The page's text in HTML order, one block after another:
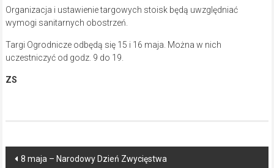
Organizacja i ustawienie targowych stoisk będą uwzględniać
wymogi sanitarnych obostrzeń.
Targi Ogrodnicze odbędą się 15 i 16 maja. Można w nich
uczestniczyć od godz. 9 do 19.
ZS
Post
8 maja – Narodowy Dzień Zwycięstwa